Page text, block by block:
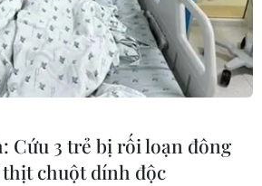
Cứu 3 trẻ bị rối loạn đông
chuột dính độc